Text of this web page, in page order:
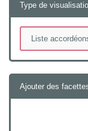
Type de
Ajouter des